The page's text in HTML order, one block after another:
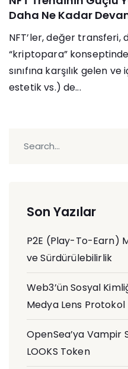
Daha Ne Kadar
NFT’ler, değer
“kriptopara”
sınıfına karşılık gelen
estetik vs.) de...
Son Yazılar
P2E (Play-To-Earn)
ve Sürdürülebilirlik
Web3’ün Sosyal
Medya Lens Protokol
OpenSea’ya Vampir
LOOKS Token